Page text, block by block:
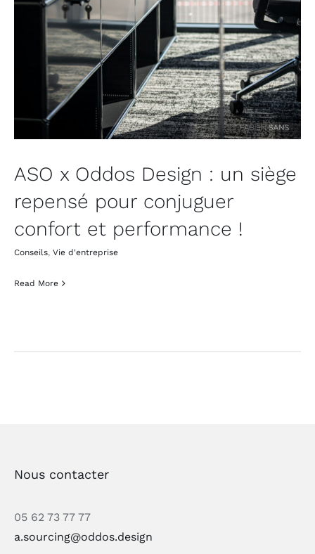
ASO x Oddos Design : un siège
repensé pour conjuguer
confort et performance !
Conseils, Vie d'entreprise
Read More
Nous contacter
05 62 73 77 77
a.sourcing@oddos.design